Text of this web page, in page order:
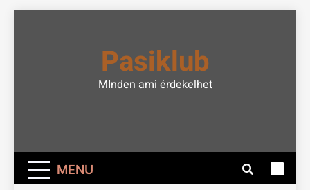
Pasiklub
MInden ami érdekelhet
MENU